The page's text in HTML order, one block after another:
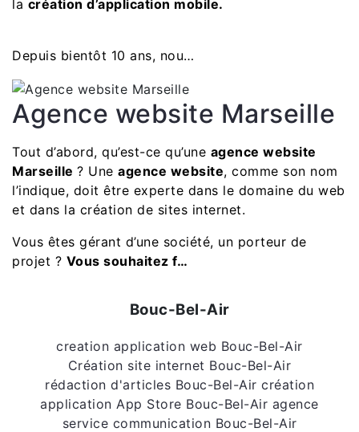
la création d’application mobile.
Depuis bientôt 10 ans, nou…
Agence website Marseille
Tout d’abord, qu’est-ce qu’une agence website
Marseille ? Une agence website, comme son nom
l’indique, doit être experte dans le domaine du web
et dans la création de sites internet.
Vous êtes gérant d’une société, un porteur de
projet ? Vous souhaitez f…
Bouc-Bel-Air
creation application web Bouc-Bel-Air
Création site internet Bouc-Bel-Air
rédaction d'articles Bouc-Bel-Air création
application App Store Bouc-Bel-Air agence
service communication Bouc-Bel-Air